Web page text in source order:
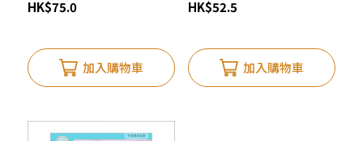
HK$75.0
加入購物車
HK$52.5
加入購物車